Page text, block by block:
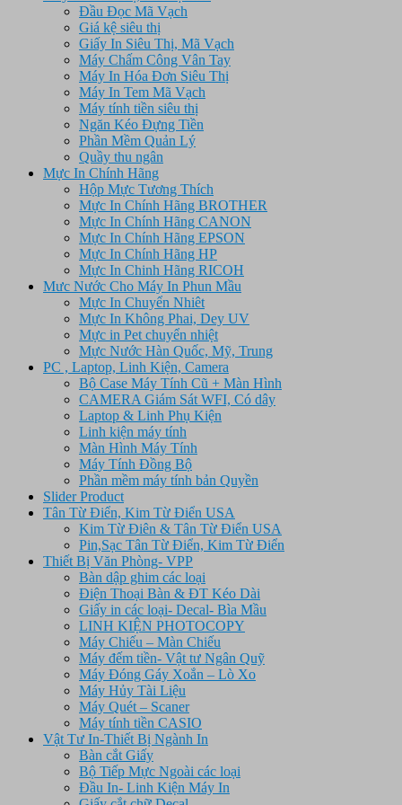
Đầu Đọc Mã Vạch
Giá kệ siêu thị
Giấy In Siêu Thị, Mã Vạch
Máy Chấm Công Vân Tay
Máy In Hóa Đơn Siêu Thị
Máy In Tem Mã Vạch
Máy tính tiền siêu thị
Ngăn Kéo Đựng Tiền
Phần Mềm Quản Lý
Quầy thu ngân
Mực In Chính Hãng
Hộp Mực Tương Thích
Mực In Chính Hãng BROTHER
Mực In Chính Hãng CANON
Mực In Chính Hãng EPSON
Mực In Chính Hãng HP
Mực In Chinh Hãng RICOH
Mưc Nước Cho Máy In Phun Mầu
Mực In Chuyển Nhiêt
Mực In Không Phai, Dey UV
Mực in Pet chuyển nhiệt
Mực Nước Hàn Quốc, Mỹ, Trung
PC , Laptop, Linh Kiện, Camera
Bộ Case Máy Tính Cũ + Màn Hình
CAMERA Giám Sát WFI, Có dây
Laptop & Linh Phụ Kiện
Linh kiện máy tính
Màn Hình Máy Tính
Máy Tính Đồng Bộ
Phần mềm máy tính bản Quyền
Slider Product
Tân Từ Điển, Kim Từ Điển USA
Kim Từ Điên & Tân Từ Điển USA
Pin,Sạc Tân Từ Điển, Kim Từ Điển
Thiết Bị Văn Phòng- VPP
Bàn dập ghim các loại
Điện Thoại Bàn & ĐT Kéo Dài
Giấy in các loại- Decal- Bìa Mầu
LINH KIỆN PHOTOCOPY
Máy Chiếu – Màn Chiếu
Máy đếm tiền- Vật tư Ngân Quỹ
Máy Đóng Gáy Xoắn – Lò Xo
Máy Hủy Tài Liệu
Máy Quét – Scaner
Máy tính tiền CASIO
Vật Tư In-Thiết Bị Ngành In
Bàn cắt Giấy
Bộ Tiếp Mực Ngoài các loại
Đầu In- Linh Kiện Máy In